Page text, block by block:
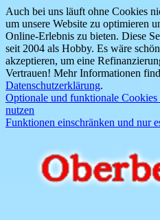
Auch bei uns läuft ohne Cookies
um unsere Website zu optimieren
Online-Erlebnis zu bieten. Diese
seit 2004 als Hobby. Es wäre
akzeptieren, um eine
Vertrauen! Mehr Informationen
Datenschutzerklärung.
Optionale und funktionale Cookies
nutzen
Funktionen einschränken und nur